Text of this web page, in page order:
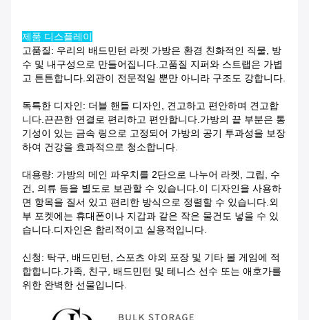
제품 디스플레이
고품질: 우리의 배드민턴 라켓 가방은 환경 친화적인 직물, 방
수 및 내구성으로 만들어집니다.고품질 지퍼와 스트랩은 가볍
고 튼튼합니다.외관이 전문적일 뿐만 아니라 구조도 강합니다.
독특한 디자인: 더블 핸들 디자인, 견고하고 편안하며 견고합
니다.끈끈한 연결로 편리하고 편안합니다.가방의 끝 부분은 통
기성이 있는 금속 링으로 고정되어 가방의 공기 투과성을 보장
하여 건강을 효과적으로 청소합니다.
대용량: 가방의 메인 파우치를 2단으로 나누어 라켓, 그립, 수
건, 의류 등을 별도로 보관할 수 있습니다.이 디자인을 사용하
면 항목을 질서 있고 편리한 방식으로 정렬할 수 있습니다.외
부 포켓에는 휴대폰이나 지갑과 같은 작은 물건도 넣을 수 있
습니다.디자인은 합리적이고 실용적입니다.
신청: 탁구, 배드민턴, 스포츠 야외 포장 및 기타 볼 게임에 적
합합니다.가족, 친구, 배드민턴 및 테니스 선수 또는 애호가를
위한 완벽한 선물입니다.